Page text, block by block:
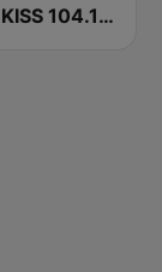
KISS 104.1 FM